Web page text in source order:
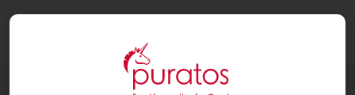
NOTÍCIAS